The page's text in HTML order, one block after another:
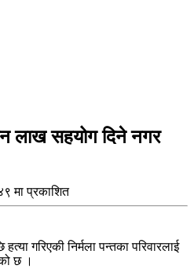
लाख सहयोग दिने नगर
मा प्रकाशित
गरिएकी निर्मला पन्तका परिवारलाई
छ ।